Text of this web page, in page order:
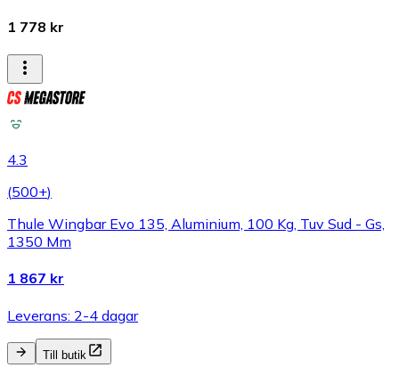
1 778 kr
4.3
(500+)
Thule Wingbar Evo 135, Aluminium, 100 Kg, Tuv Sud - Gs,
1350 Mm
1 867 kr
Leverans: 2-4 dagar
Till butik